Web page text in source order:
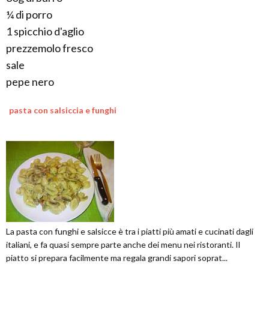
¼ di porro
1 spicchio d'aglio
prezzemolo fresco
sale
pepe nero
pasta con salsiccia e funghi
La pasta con funghi e salsicce è tra i piatti più amati e cucinati dagli
italiani, e fa quasi sempre parte anche dei menu nei ristoranti. Il
piatto si prepara facilmente ma regala grandi sapori soprat...